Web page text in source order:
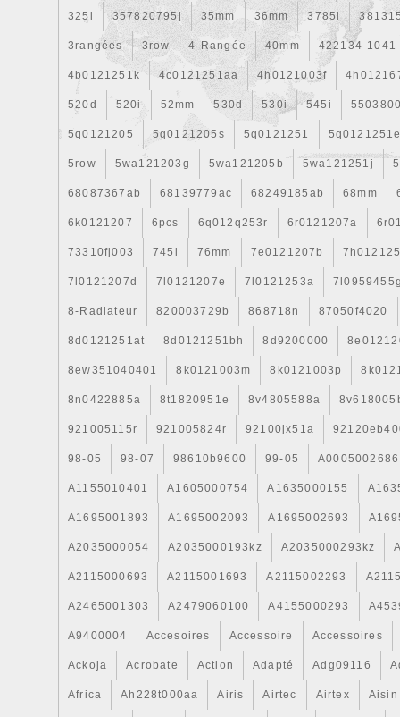
325i 357820795j 35mm 36mm 3785l
3rangées 3row 4-Rangée 40mm 422134-1041
4b0121251k 4c0121251aa 4h0121003f
520d 520i 52mm 530d 530i 545i
5q0121205 5q0121205s 5q0121251
5row 5wa121203g 5wa121205b 5wa121251j
68087367ab 68139779ac 68249185ab 68mm
6k0121207 6pcs 6q012q253r 6r0121207a
73310fj003 745i 76mm 7e0121207b
7l0121207d 7l0121207e 7l0121253a
8-Radiateur 820003729b 868718n 87050f4020
8d0121251at 8d0121251bh 8d9200000
8ew351040401 8k0121003m 8k0121003p
8n0422885a 8t1820951e 8v4805588a
921005115r 921005824r 92100jx51a
98-05 98-07 98610b9600 99-05 A0005002686
A1155010401 A1605000754 A1635000155
A1695001893 A1695002093 A1695002693
A2035000054 A2035000193kz A2035000293kz
A2115000693 A2115001693 A2115002293
A2465001303 A2479060100 A4155000293
A9400004 Accesoires Accessoire Accessoires
Ackoja Acrobate Action Adapté Adg09116
Africa Ah228t000aa Airis Airtec Airtex Aisin